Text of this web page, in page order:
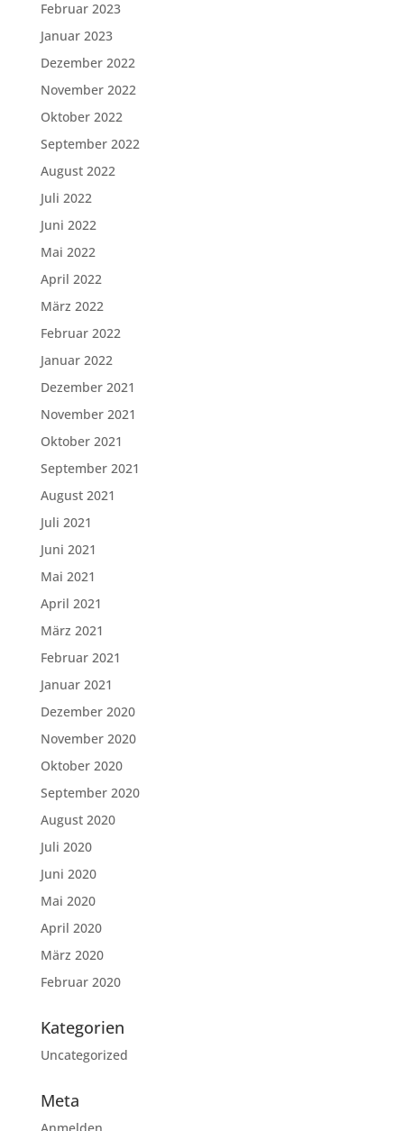
Februar 2023
Januar 2023
Dezember 2022
November 2022
Oktober 2022
September 2022
August 2022
Juli 2022
Juni 2022
Mai 2022
April 2022
März 2022
Februar 2022
Januar 2022
Dezember 2021
November 2021
Oktober 2021
September 2021
August 2021
Juli 2021
Juni 2021
Mai 2021
April 2021
März 2021
Februar 2021
Januar 2021
Dezember 2020
November 2020
Oktober 2020
September 2020
August 2020
Juli 2020
Juni 2020
Mai 2020
April 2020
März 2020
Februar 2020
Kategorien
Uncategorized
Meta